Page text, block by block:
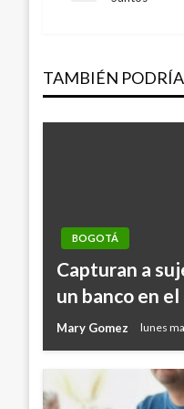
TAMBIÉN
BOGOTÁ
Capturan a
un banco en
Mary Gomez lunes